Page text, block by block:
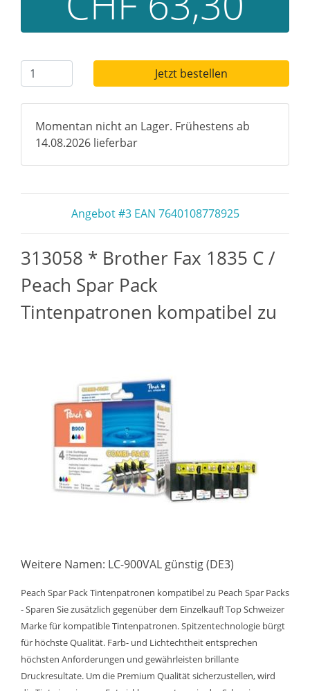
Jetzt bestellen
Momentan nicht an Lager. Frühestens ab
14.08.2026 lieferbar
Angebot #3 EAN 7640108778925
313058 * Brother Fax 1835 C /
Peach Spar Pack
Tintenpatronen kompatibel zu
Weitere Namen: LC-900VAL günstig (DE3)
Peach Spar Pack Tintenpatronen kompatibel zu Peach Spar Packs
- Sparen Sie zusätzlich gegenüber dem Einzelkauf! Top Schweizer
Marke für kompatible Tintenpatronen. Spitzentechnologie bürgt
für höchste Qualität. Farb- und Lichtechtheit entsprechen
höchsten Anforderungen und gewährleisten brillante
Druckresultate. Um die Premium Qualität sicherzustellen, wird